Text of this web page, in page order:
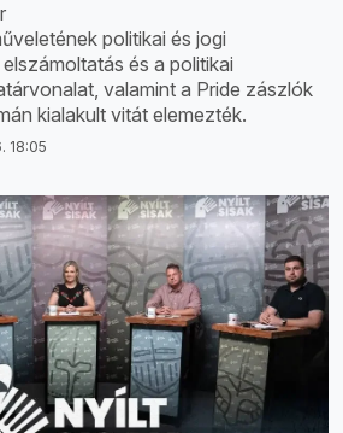
politikai és jogi
és a politikai
valamint a Pride zászlók
kialakult vitát elemezték.
18:05